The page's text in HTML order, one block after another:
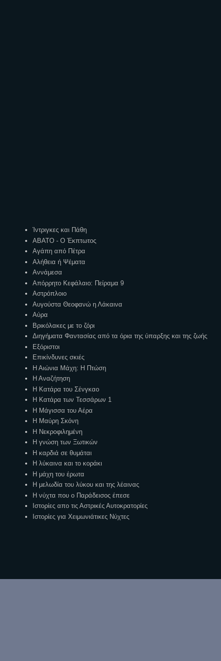
Ίντριγκες και Πάθη
ΑΒΑΤΟ - Ο Έκπτωτος
Αγάπη από Πέτρα
Αλήθεια ή Ψέματα
Αννάμεσα
Απόρρητο Κεφάλαιο: Πείραμα 9
Αστρόπλοιο
Αυγούστα Θεοφανώ η Λάκαινα
Αύρα
Βρικόλακες με το ζόρι
Διηγήματα Φαντασίας από τα όρια της ύπαρξης και της ζωής
Εξόριστοι
Επικίνδυνες σκιές
Η Αιώνια Μάχη: Η Πτώση
Η Αναζήτηση
Η Κατάρα του Σένγκαο
Η Κατάρα των Τεσσάρων 1
Η Μάγισσα του Αέρα
Η Μαύρη Σκόνη
Η Νεκροφιλημένη
Η γνώση των Ξωτικών
Η καρδιά σε θυμάται
Η λύκαινα και το κοράκι
Η μάχη του έρωτα
Η μελωδία του λύκου και της λέαινας
Η νύχτα που ο Παράδεισος έπεσε
Ιστορίες απο τις Αστρικές Αυτοκρατορίες
Ιστορίες για Χειμωνιάτικες Νύχτες